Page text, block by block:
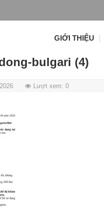
GIỚI THIỆU
bulgari (4)
Lượt xem: 0